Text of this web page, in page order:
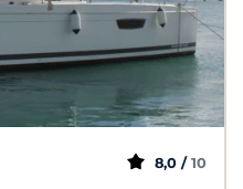
8,0 / 10